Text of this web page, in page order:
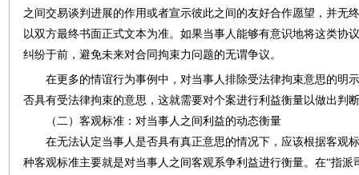
之间交易谈判进展的作用或者宣示彼此之间的友好合作愿望，并无
以双方最终书面正式文本为准。如果当事人能够有意识地将这类协
纠纷于前，避免未来对合同拘束力问题的无谓争议。
在更多的情谊行为事例中，对当事人排除受法律拘束意思的明
否具有受法律拘束的意思，这就需要对个案进行利益衡量以做出判
（二）客观标准：对当事人之间利益的动态衡量
在无法认定当事人是否具有真正意思的情况下，应该根据客观
种客观标准主要就是对当事人之间客观系争利益进行衡量。在“指